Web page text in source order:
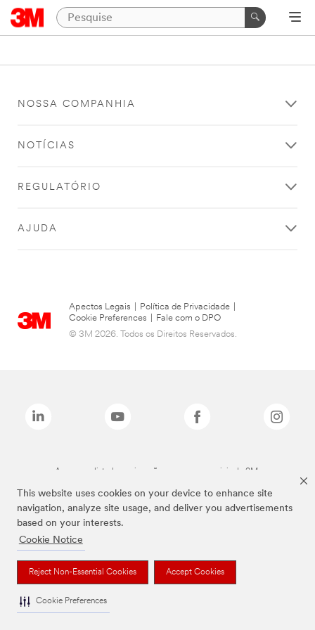
This website uses cookies on your device to enhance site
navigation, analyze site usage, and deliver you advertisements
based on your interests.
Cookie Notice
Reject Non-Essential Cookies Accept Cookies
Cookie Preferences
NOSSA COMPANHIA
NOTÍCIAS
REGULATÓRIO
AJUDA
Apectos Legais Política de Privacidade
Cookie Preferences
Fale com o DPO
© 3M 2026. Todos os Direitos Reservados.
As marcas listadas a cima são marcas comerciais da 3M.